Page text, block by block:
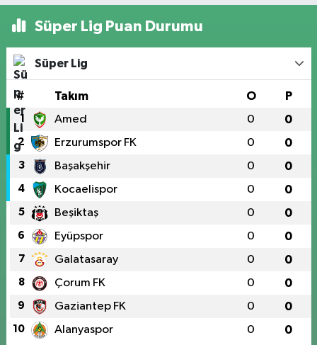
Süper Lig Puan Durumu
Süper Lig
# Takım O P
1 Amed 0 0
2 Erzurumspor FK 0 0
3 Başakşehir 0 0
4 Kocaelispor 0 0
5 Beşiktaş 0 0
6 Eyüpspor 0 0
7 Galatasaray 0 0
8 Çorum FK 0 0
9 Gaziantep FK 0 0
10 Alanyaspor 0 0